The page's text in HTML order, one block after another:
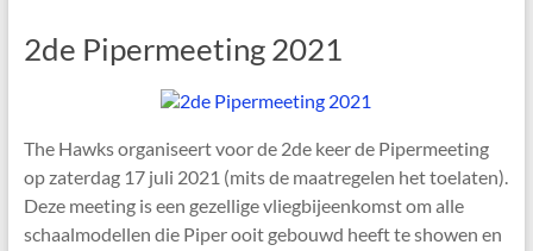
2de Pipermeeting 2021
The Hawks organiseert voor de 2de keer de Pipermeeting
op zaterdag 17 juli 2021 (mits de maatregelen het toelaten).
Deze meeting is een gezellige vliegbijeenkomst om alle
schaalmodellen die Piper ooit gebouwd heeft te showen en